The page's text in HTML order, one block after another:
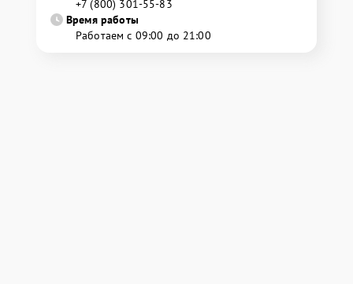
+7 (800) 301-55-83
Время работы
Работаем с 09:00 до 21:00